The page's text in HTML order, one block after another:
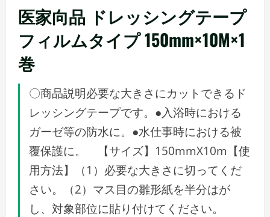
ー
医家向品 ドレッシングテープ
フィルムタイプ 150mm×10M×1
巻
〇商品説明必要な大きさにカットできるド
レッシングテープです。●入浴時における
ガーゼ等の防水に。●水仕事時における被
覆保護に。 【サイズ】150mmX10m【使
用方法】（1）必要な大きさに切ってくだ
さい。（2）マス目の雛形紙を半分はが
し、対象部位に貼り付けてください。